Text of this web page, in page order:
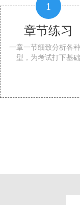
1
章节练习
一章一节细致分析各
型，为考试打下基础